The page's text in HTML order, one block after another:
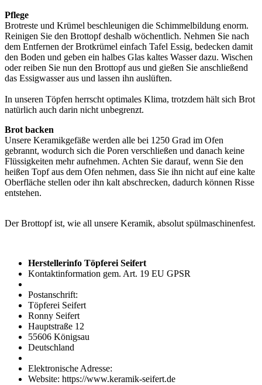
Pflege
Brotreste und Krümel beschleunigen die Schimmelbildung enorm.
Reinigen Sie den Brottopf deshalb wöchentlich. Nehmen Sie nach
dem Entfernen der Brotkrümel einfach Tafel Essig, bedecken damit
den Boden und geben ein halbes Glas kaltes Wasser dazu. Wischen
oder reiben Sie nun den Brottopf aus und gießen Sie anschließend
das Essigwasser aus und lassen ihn auslüften.
In unseren Töpfen herrscht optimales Klima, trotzdem hält sich Brot
natürlich auch darin nicht unbegrenzt.
Brot backen
Unsere Keramikgefäße werden alle bei 1250 Grad im Ofen
gebrannt, wodurch sich die Poren verschließen und danach keine
Flüssigkeiten mehr aufnehmen. Achten Sie darauf, wenn Sie den
heißen Topf aus dem Ofen nehmen, dass Sie ihn nicht auf eine kalte
Oberfläche stellen oder ihn kalt abschrecken, dadurch können Risse
entstehen.
Der Brottopf ist, wie all unsere Keramik, absolut spülmaschinenfest.
Herstellerinfo Töpferei Seifert
Kontaktinformation gem. Art. 19 EU GPSR
Postanschrift:
Töpferei Seifert
Ronny Seifert
Hauptstraße 12
55606 Königsau
Deutschland
Elektronische Adresse:
Website: https://www.keramik-seifert.de